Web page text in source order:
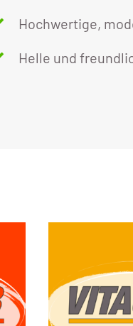
Hochwertige,
Helle und
Gern
wir